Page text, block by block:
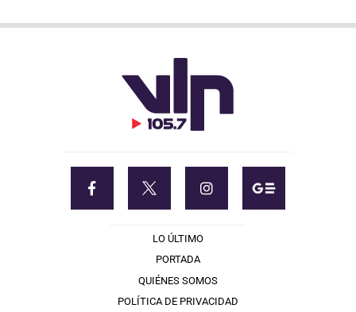
LO ÚLTIMO
PORTADA
QUIÉNES SOMOS
POLÍTICA DE PRIVACIDAD